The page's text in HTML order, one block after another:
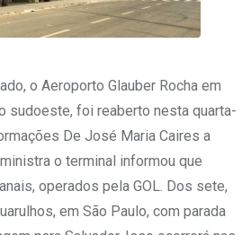
o Aeroporto Glauber Rocha em
sudoeste, foi reaberto nesta quarta-
De José Maria Caires a
o terminal informou que
operados pela GOL. Dos sete,
em São Paulo, com parada